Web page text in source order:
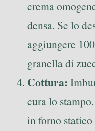
crema
densa. Se lo
aggiungere
granella di
Cottura:
cura lo
in forno